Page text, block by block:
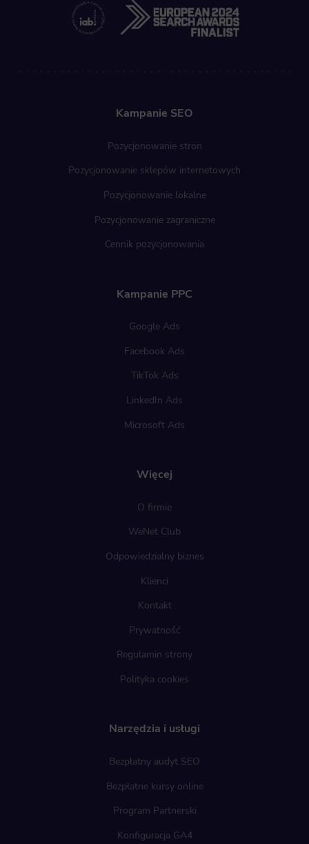
Kampanie SEO
Pozycjonowanie stron
Pozycjonowanie sklepów internetowych
Pozycjonowanie lokalne
Pozycjonowanie zagraniczne
Cennik pozycjonowania
Więcej
O firmie
WeNet Club
Odpowiedzialny biznes
Klienci
Kontakt
Prywatność
Regulamin strony
Polityka cookies
Narzędzia i usługi
Bezpłatny audyt SEO
Bezpłatne kursy online
Program Partnerski
Konfiguracja GA4
Kampanie PPC
Google Ads
Facebook Ads
TikTok Ads
LinkedIn Ads
Microsoft Ads